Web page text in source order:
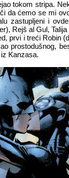
tokom stripa.
da ćemo se mi
zastupljeni i
Rejš al Gul,
prvi i treći Robin
prostodušnog,
Kanzasa.